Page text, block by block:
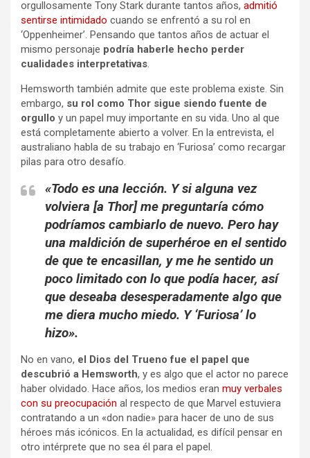
orgullosamente Tony Stark durante tantos años, admitió
sentirse intimidado cuando se enfrentó a su rol en
‘Oppenheimer’. Pensando que tantos años de actuar el
mismo personaje podría haberle hecho perder
cualidades interpretativas.
Hemsworth también admite que este problema existe. Sin
embargo, su rol como Thor sigue siendo fuente de
orgullo y un papel muy importante en su vida. Uno al que
está completamente abierto a volver. En la entrevista, el
australiano habla de su trabajo en ‘Furiosa’ como recargar
pilas para otro desafío.
«Todo es una lección. Y si alguna vez
volviera [a Thor] me preguntaría cómo
podríamos cambiarlo de nuevo. Pero hay
una maldición de superhéroe en el sentido
de que te encasillan, y me he sentido un
poco limitado con lo que podía hacer, así
que deseaba desesperadamente algo que
me diera mucho miedo. Y ‘Furiosa’ lo
hizo».
No en vano, el Dios del Trueno fue el papel que
descubrió a Hemsworth, y es algo que el actor no parece
haber olvidado. Hace años, los medios eran muy verbales
con su preocupación al respecto de que Marvel estuviera
contratando a un «don nadie» para hacer de uno de sus
héroes más icónicos. En la actualidad, es difícil pensar en
otro intérprete que no sea él para el papel.